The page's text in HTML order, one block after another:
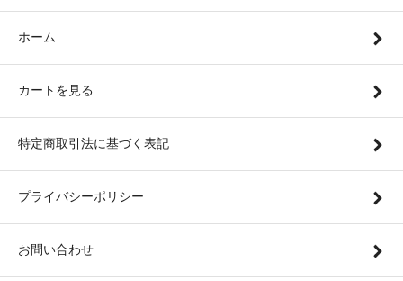
ホーム
カートを見る
特定商取引法に基づく表記
プライバシーポリシー
お問い合わせ